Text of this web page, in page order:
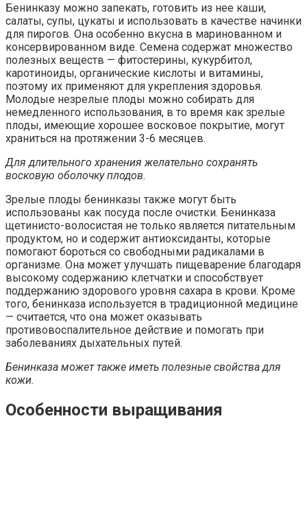
Бенинказу можно запекать, готовить из нее каши,
салаты, супы, цукаты и использовать в качестве начинки
для пирогов. Она особенно вкусна в маринованном и
консервированном виде. Семена содержат множество
полезных веществ — фитостерины, кукурбитол,
каротиноиды, органические кислоты и витамины,
поэтому их применяют для укрепления здоровья.
Молодые незрелые плоды можно собирать для
немедленного использования, в то время как зрелые
плоды, имеющие хорошее восковое покрытие, могут
храниться на протяжении 3-6 месяцев.
Для длительного хранения желательно сохранять
восковую оболочку плодов.
Зрелые плоды бенинказы также могут быть
использованы как посуда после очистки. Бенинказа
щетинисто-волосистая не только является питательным
продуктом, но и содержит антиоксиданты, которые
помогают бороться со свободными радикалами в
организме. Она может улучшать пищеварение благодаря
высокому содержанию клетчатки и способствует
поддержанию здорового уровня сахара в крови. Кроме
того, бенинказа используется в традиционной медицине
— считается, что она может оказывать
противовоспалительное действие и помогать при
заболеваниях дыхательных путей.
Бенинказа может также иметь полезные свойства для
кожи.
Особенности выращивания